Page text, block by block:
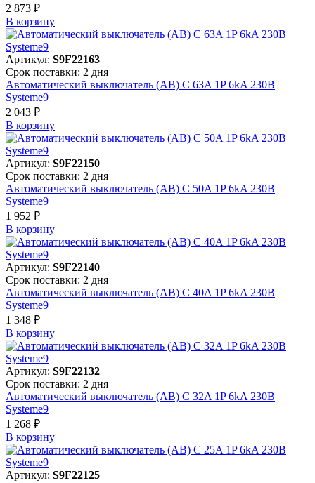
2 873 ₽
В корзинy
Артикул: S9F22163
Срок поставки: 2 дня
Автоматический выключатель (АВ) C 63A 1P 6kA 230В
Systeme9
2 043 ₽
В корзинy
Артикул: S9F22150
Срок поставки: 2 дня
Автоматический выключатель (АВ) C 50A 1P 6kA 230В
Systeme9
1 952 ₽
В корзинy
Артикул: S9F22140
Срок поставки: 2 дня
Автоматический выключатель (АВ) C 40A 1P 6kA 230В
Systeme9
1 348 ₽
В корзинy
Артикул: S9F22132
Срок поставки: 2 дня
Автоматический выключатель (АВ) C 32A 1P 6kA 230В
Systeme9
1 268 ₽
В корзинy
Артикул: S9F22125